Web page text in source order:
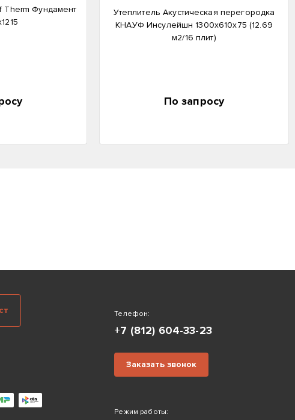
Therm Фундамент
Утеплитель Акустическая перегородка
КНАУФ Инсулейшн 1300х610х75 (12.69
м2/16 плит)
По запросу
Телефон:
+7 (812) 604-33-23
Заказать звонок
Режим работы: